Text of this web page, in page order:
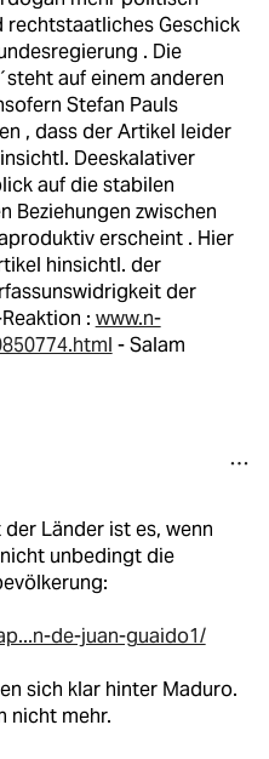
Geschick
. Die
auf einem anderen
Stefan Pauls
, dass der Artikel leider
Deeskalativer
auf die stabilen
Beziehungen zwischen
erscheint . Hier
hinsichtl. der
der
: www.n-
- Salam
Länder ist es, wenn
unbedingt die
de-juan-guaido1/
sich klar hinter Maduro.
nicht mehr.